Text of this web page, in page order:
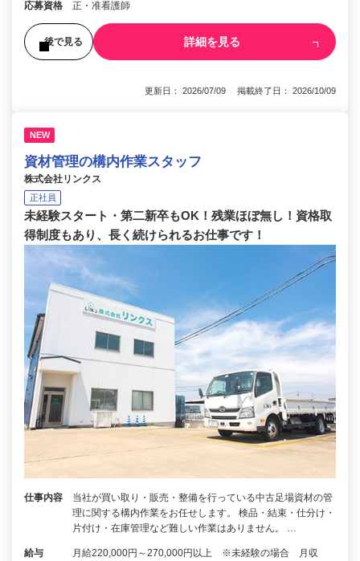
応募資格 正・准看護師
後で見る 詳細を見る
更新日： 2026/07/09 掲載終了日： 2026/10/09
NEW
資材管理の構内作業スタッフ
株式会社リンクス
正社員
未経験スタート・第二新卒もOK！残業ほぼ無し！資格取
得制度もあり、長く続けられるお仕事です！
仕事内容
当社が買い取り・販売・整備を行っている中古足場資材の管
理に関する構内作業をお任せします。 検品・結束・仕分け・
片付け・在庫管理など難しい作業はありません。 …
給与
月給220,000円～270,000円以上 ※未経験の場合 月収